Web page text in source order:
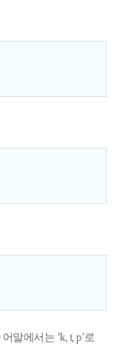
말에서는 ‘k, t, p’로